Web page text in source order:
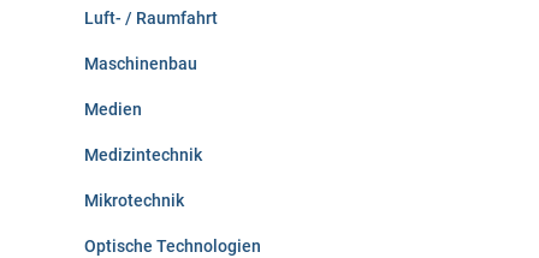
Luft- / Raumfahrt
Maschinenbau
Medien
Medizintechnik
Mikrotechnik
Optische Technologien